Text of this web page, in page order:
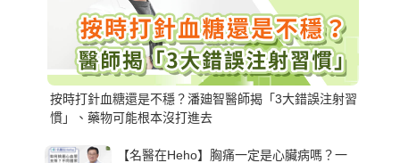
按時打針血糖還是不穩？潘廸智醫師揭「3大錯誤注射習
慣」、藥物可能根本沒打進去
【名醫在Heho】胸痛一定是心臟病嗎？一